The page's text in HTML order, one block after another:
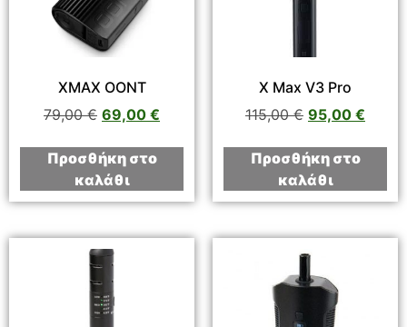
XMAX OONT
79,00€ 69,00 €
Προσθήκη στο
καλάθι
X Max V3 Pro
115,00€ 95,00 €
Προσθήκη στο
καλάθι